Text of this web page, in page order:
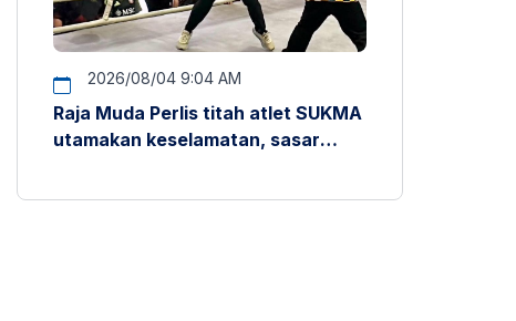
2026/08/04 9:04 AM
Raja Muda Perlis titah atlet SUKMA
utamakan keselamatan, sasar